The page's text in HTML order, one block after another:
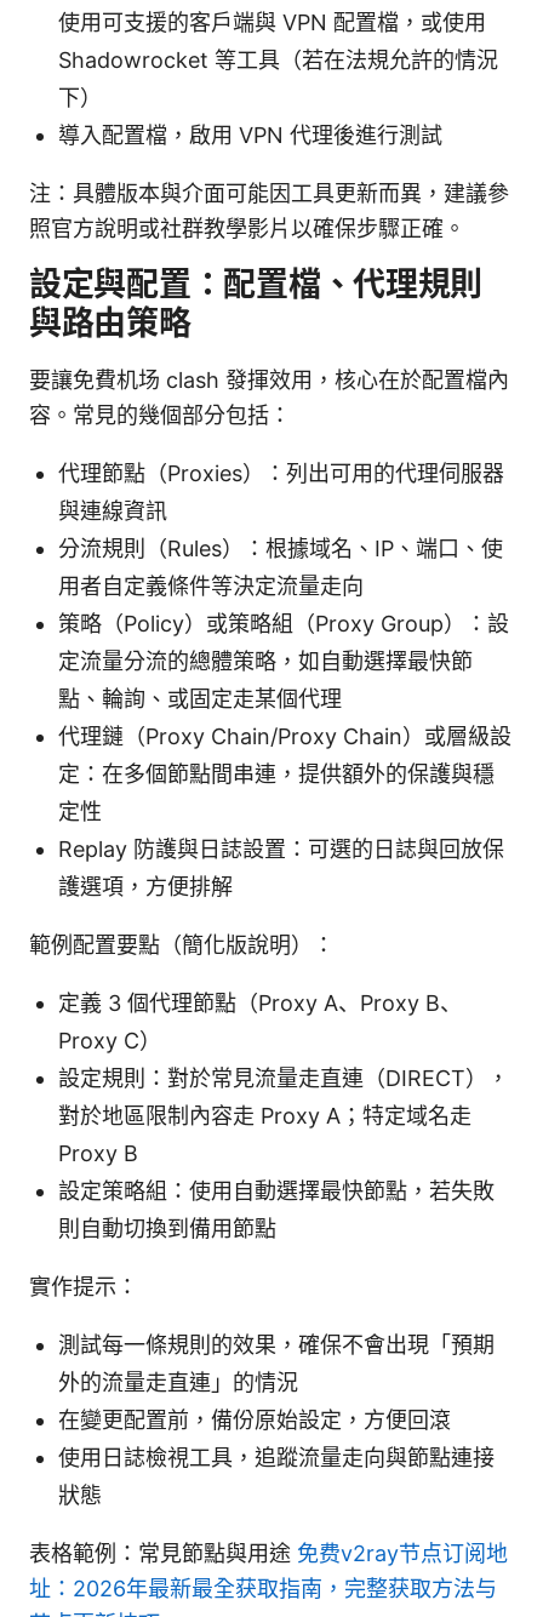
使用可支援的客戶端與 VPN 配置檔，或使用
Shadowrocket 等工具（若在法規允許的情況
下）
導入配置檔，啟用 VPN 代理後進行測試
注：具體版本與介面可能因工具更新而異，建議參
照官方說明或社群教學影片以確保步驟正確。
設定與配置：配置檔、代理規則
與路由策略
要讓免費机场 clash 發揮效用，核心在於配置檔內
容。常見的幾個部分包括：
代理節點（Proxies）：列出可用的代理伺服器
與連線資訊
分流規則（Rules）：根據域名、IP、端口、使
用者自定義條件等決定流量走向
策略（Policy）或策略組（Proxy Group）：設
定流量分流的總體策略，如自動選擇最快節
點、輪詢、或固定走某個代理
代理鏈（Proxy Chain/Proxy Chain）或層級設
定：在多個節點間串連，提供額外的保護與穩
定性
Replay 防護與日誌設置：可選的日誌與回放保
護選項，方便排解
範例配置要點（簡化版說明）：
定義 3 個代理節點（Proxy A、Proxy B、
Proxy C）
設定規則：對於常見流量走直連（DIRECT），
對於地區限制內容走 Proxy A；特定域名走
Proxy B
設定策略組：使用自動選擇最快節點，若失敗
則自動切換到備用節點
實作提示：
測試每一條規則的效果，確保不會出現「預期
外的流量走直連」的情況
在變更配置前，備份原始設定，方便回滾
使用日誌檢視工具，追蹤流量走向與節點連接
狀態
表格範例：常見節點與用途 免费v2ray节点订阅地
址：2026年最新最全获取指南，完整获取方法与